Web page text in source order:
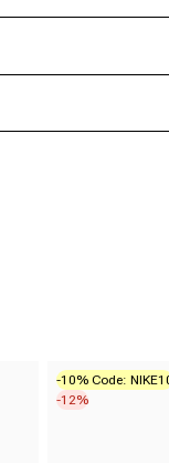
-10% Code:
-12%